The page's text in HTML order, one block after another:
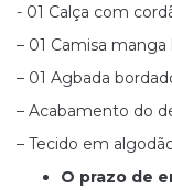
- 01 Calça com
– 01 Camisa manga
– 01 Agbada
– Acabamento do
– Tecido em
O prazo de